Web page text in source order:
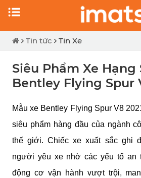
Tin tức Tin Xe
Siêu Phẩm Xe Hạng
Bentley Flying Spur
Mẫu xe Bentley Flying Spur V8
siêu phẩm hàng đầu của ngành
thế giới. Chiếc xe xuất sắc ghi
người yêu xe nhờ các yếu tố an
động cơ vận hành vượt trội,